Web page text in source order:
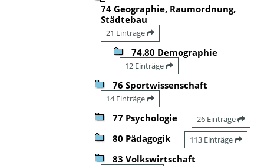
74 Geographie, Raumordnung,
Städtebau
21 Einträge
74.80 Demographie
12 Einträge
76 Sportwissenschaft
14 Einträge
77 Psychologie 26 Einträge
80 Pädagogik 113 Einträge
83 Volkswirtschaft